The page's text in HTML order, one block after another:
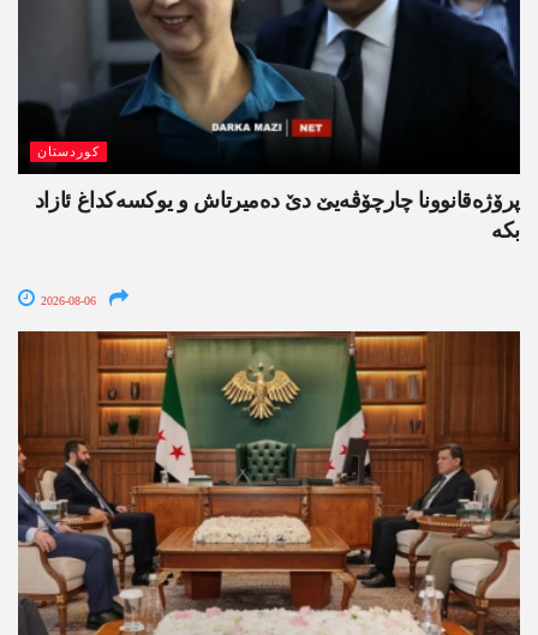
کوردستان
پرۆژەقانوونا چارچۆڤەیێ دێ دەمیرتاش و یوکسەکداغ ئازاد
بکە
2026-08-06